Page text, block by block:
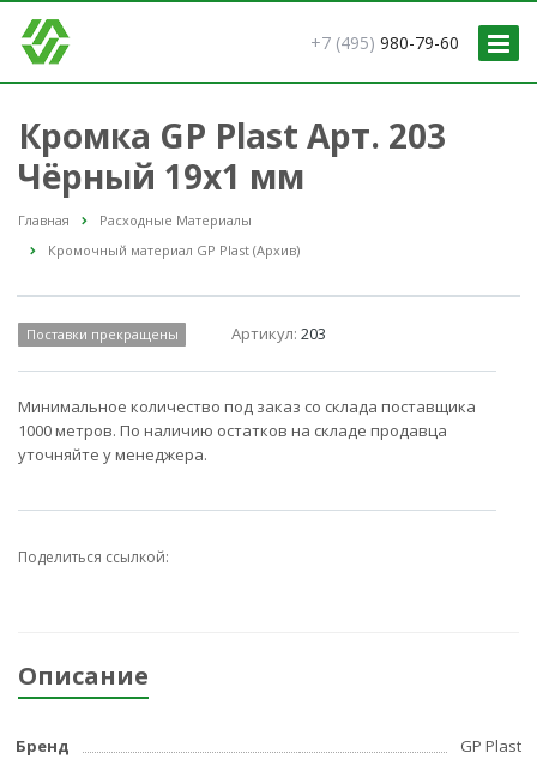
+7 (495) 980-79-60
Кромка GP Plast Арт. 203
Чёрный 19x1 мм
Главная
Расходные Материалы
Кромочный материал GP Plast (Архив)
Поставки прекращены Артикул:203
Минимальное количество под заказ со склада поставщика
1000 метров. По наличию остатков на складе продавца
уточняйте у менеджера.
Поделиться ссылкой:
Описание
Бренд
GP Plast